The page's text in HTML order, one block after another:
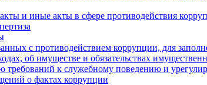
и иные акты в сфере противодействия
с противодействием коррупции, для
об имуществе и обязательствах
требований к служебному поведению и
о фактах коррупции